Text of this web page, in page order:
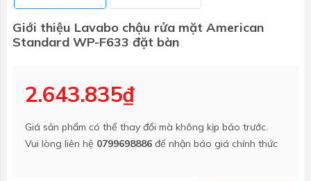
Giới thiệu Lavabo chậu rửa mặt American
Standard WP-F633 đặt bàn
2.643.835₫
Giá sản phẩm có thể thay đổi mà không kịp báo trước.
Vui lòng liên hệ 0799698886 để nhận báo giá chính thức